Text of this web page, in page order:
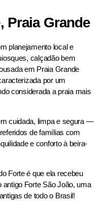
Praia Grande
planejamento local e
calçadão bem
em Praia Grande
por um
considerada a praia mais
cuidada, limpa e segura —
de famílias com
e conforto à beira-
Forte é que ela recebeu
Forte São João, uma
de todo o Brasil!